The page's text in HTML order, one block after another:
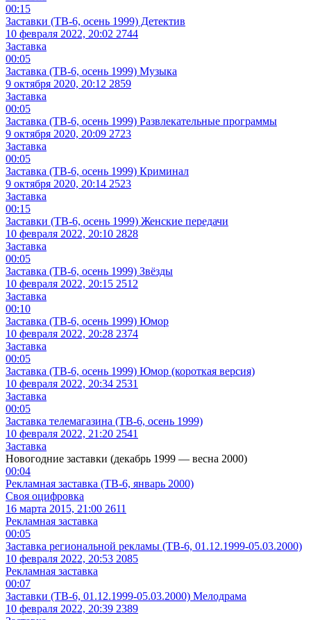
00:15
Заставки (ТВ-6, осень 1999) Детектив
10 февраля 2022, 20:02 2744
Заставка
00:05
Заставка (ТВ-6, осень 1999) Музыка
9 октября 2020, 20:12 2859
Заставка
00:05
Заставка (ТВ-6, осень 1999) Развлекательные программы
9 октября 2020, 20:09 2723
Заставка
00:05
Заставка (ТВ-6, осень 1999) Криминал
9 октября 2020, 20:14 2523
Заставка
00:15
Заставки (ТВ-6, осень 1999) Женские передачи
10 февраля 2022, 20:10 2828
Заставка
00:05
Заставка (ТВ-6, осень 1999) Звёзды
10 февраля 2022, 20:15 2512
Заставка
00:10
Заставка (ТВ-6, осень 1999) Юмор
10 февраля 2022, 20:28 2374
Заставка
00:05
Заставка (ТВ-6, осень 1999) Юмор (короткая версия)
10 февраля 2022, 20:34 2531
Заставка
00:05
Заставка телемагазина (ТВ-6, осень 1999)
10 февраля 2022, 21:20 2541
Заставка
Новогодние заставки (декабрь 1999 — весна 2000)
00:04
Рекламная заставка (ТВ-6, январь 2000)
Своя оцифровка
16 марта 2015, 21:00 2611
Рекламная заставка
00:05
Заставка региональной рекламы (ТВ-6, 01.12.1999-05.03.2000)
10 февраля 2022, 20:53 2085
Рекламная заставка
00:07
Заставки (ТВ-6, 01.12.1999-05.03.2000) Мелодрама
10 февраля 2022, 20:39 2389